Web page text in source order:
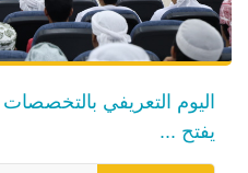
اليوم التعريفي بالتخصصات
يفتح ...